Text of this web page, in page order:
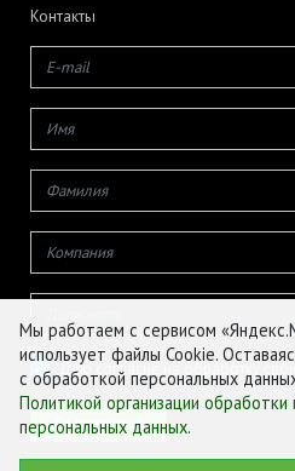
Контакты
Даю согласие на обработку
Мы работаем с сервисом
использует файлы Cookie.
с обработкой персональных
Политикой организации
персональных данных.